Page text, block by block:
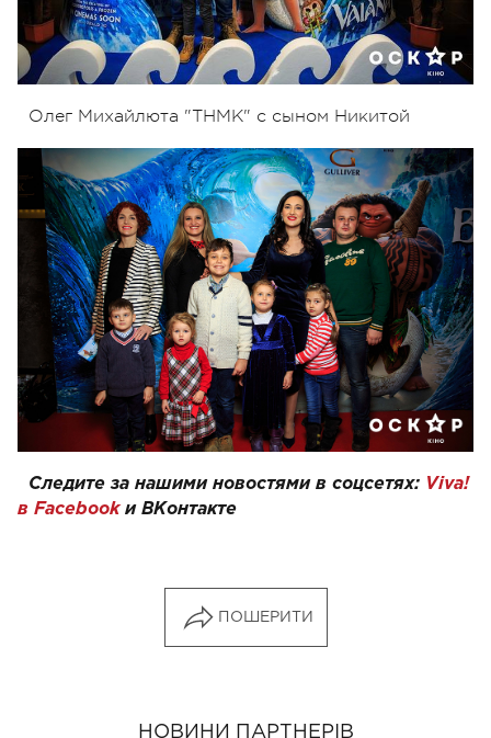
Олег Михайлюта "ТНМК" с сыном Никитой
Следите за нашими новостями в соцсетях: Viva!
в Facebookи ВКонтакте
ПОШЕРИТИ
НОВИНИ ПАРТНЕРІВ